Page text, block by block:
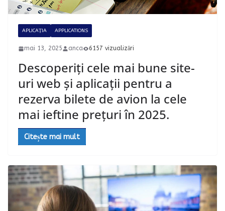
APLICAȚIA APPLICATIONS
mai 13, 2025 anca 6157 vizualizări
Descoperiți cele mai bune site-
uri web și aplicații pentru a
rezerva bilete de avion la cele
mai ieftine prețuri în 2025.
Citește mai mult